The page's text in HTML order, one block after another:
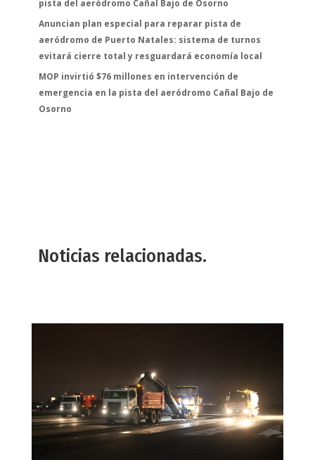
pista del aeródromo Cañal Bajo de Osorno
Anuncian plan especial para reparar pista de
aeródromo de Puerto Natales: sistema de turnos
evitará cierre total y resguardará economía local
MOP invirtió $76 millones en intervención de
emergencia en la pista del aeródromo Cañal Bajo de
Osorno
Noticias relacionadas.